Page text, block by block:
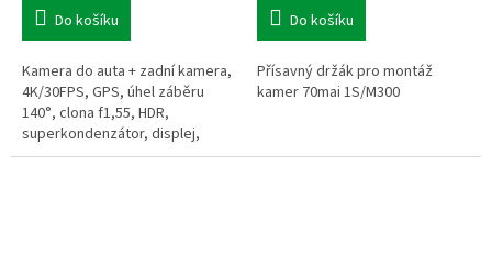
Do košíku
Kamera do auta + zadní kamera,
4K/30FPS, GPS, úhel záběru
140°, clona f1,55, HDR,
superkondenzátor, displej,
ADAS, noční vidění
Do košíku
Přísavný držák pro montáž
kamer 70mai 1S/M300